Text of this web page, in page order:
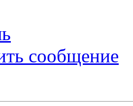
сообщение